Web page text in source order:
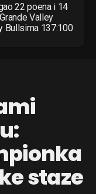
22 poena i 14
Valley
Bullsima 137:100
staze